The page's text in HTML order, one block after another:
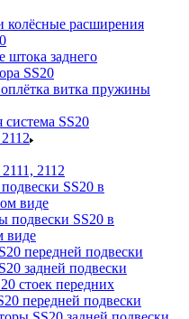
колёсные расширения
штока заднего
SS20
витка пружины
система SS20
2112
SS20 в
виде
подвески SS20 в
виде
передней подвески
задней подвески
стоек передних
передней подвески